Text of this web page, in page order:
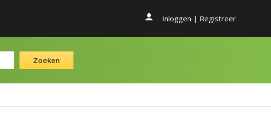
Inloggen | Registreer
Zoeken